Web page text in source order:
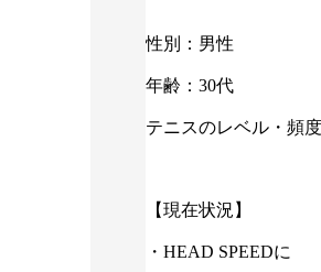
性別：男性
年齢：30代
テニスのレベル・頻
【現在状況】
・HEAD SPEEDに